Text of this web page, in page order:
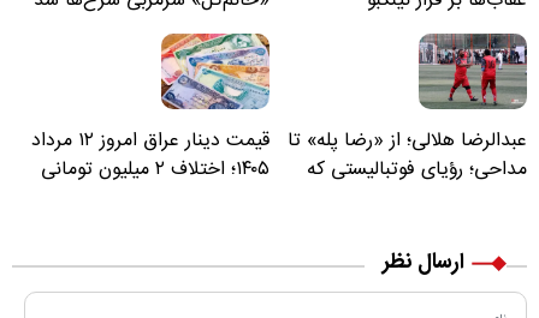
عبدالرضا هلالی؛ از «رضا پله» تا
مداحی؛ رؤیای فوتبالیستی که
قیمت دینار عراق امروز ۱۲ مرداد
۱۴۰۵؛ اختلاف ۲ میلیون تومانی
ارسال نظر